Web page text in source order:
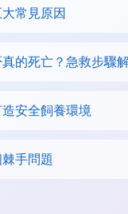
常見原因
的死亡？急救步驟
安全飼養環境
手問題